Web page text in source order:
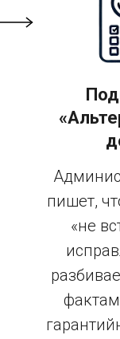
пишет,
«не